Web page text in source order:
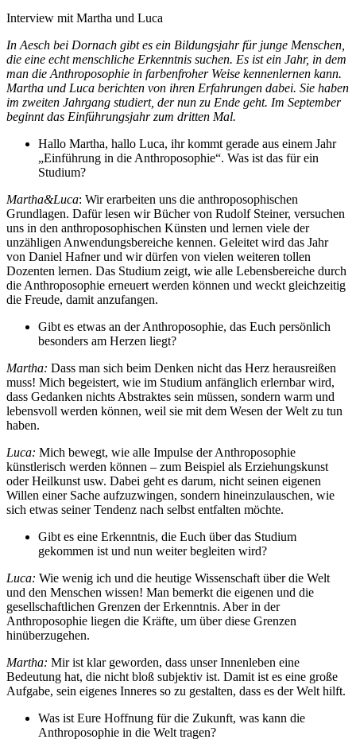
Interview mit Martha und Luca
In Aesch bei Dornach gibt es ein Bildungsjahr für junge Menschen,
die eine echt menschliche Erkenntnis suchen. Es ist ein Jahr, in dem
man die Anthroposophie in farbenfroher Weise kennenlernen kann.
Martha und Luca berichten von ihren Erfahrungen dabei. Sie haben
im zweiten Jahrgang studiert, der nun zu Ende geht. Im September
beginnt das Einführungsjahr zum dritten Mal.
Hallo Martha, hallo Luca, ihr kommt gerade aus einem Jahr
„Einführung in die Anthroposophie“. Was ist das für ein
Studium?
Martha&Luca: Wir erarbeiten uns die anthroposophischen
Grundlagen. Dafür lesen wir Bücher von Rudolf Steiner, versuchen
uns in den anthroposophischen Künsten und lernen viele der
unzähligen Anwendungsbereiche kennen. Geleitet wird das Jahr
von Daniel Hafner und wir dürfen von vielen weiteren tollen
Dozenten lernen. Das Studium zeigt, wie alle Lebensbereiche durch
die Anthroposophie erneuert werden können und weckt gleichzeitig
die Freude, damit anzufangen.
Gibt es etwas an der Anthroposophie, das Euch persönlich
besonders am Herzen liegt?
Martha: Dass man sich beim Denken nicht das Herz herausreißen
muss! Mich begeistert, wie im Studium anfänglich erlernbar wird,
dass Gedanken nichts Abstraktes sein müssen, sondern warm und
lebensvoll werden können, weil sie mit dem Wesen der Welt zu tun
haben.
Luca: Mich bewegt, wie alle Impulse der Anthroposophie
künstlerisch werden können – zum Beispiel als Erziehungskunst
oder Heilkunst usw. Dabei geht es darum, nicht seinen eigenen
Willen einer Sache aufzuzwingen, sondern hineinzulauschen, wie
sich etwas seiner Tendenz nach selbst entfalten möchte.
Gibt es eine Erkenntnis, die Euch über das Studium
gekommen ist und nun weiter begleiten wird?
Luca: Wie wenig ich und die heutige Wissenschaft über die Welt
und den Menschen wissen! Man bemerkt die eigenen und die
gesellschaftlichen Grenzen der Erkenntnis. Aber in der
Anthroposophie liegen die Kräfte, um über diese Grenzen
hinüberzugehen.
Martha: Mir ist klar geworden, dass unser Innenleben eine
Bedeutung hat, die nicht bloß subjektiv ist. Damit ist es eine große
Aufgabe, sein eigenes Inneres so zu gestalten, dass es der Welt hilft.
Was ist Eure Hoffnung für die Zukunft, was kann die
Anthroposophie in die Welt tragen?